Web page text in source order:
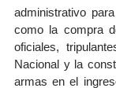
administrativo
como la compra
oficiales,
Nacional y la
armas en el